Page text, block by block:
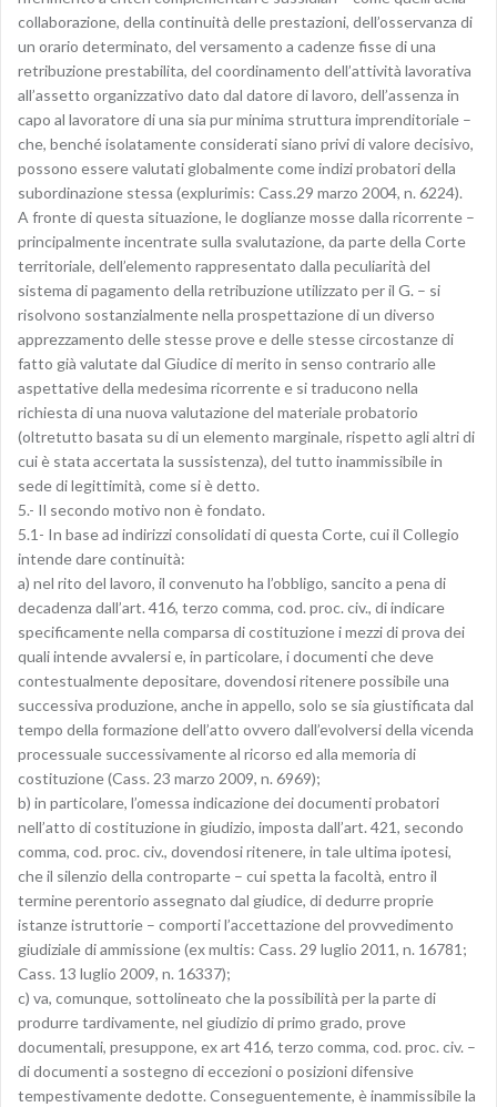
collaborazione, della continuità delle prestazioni, dell’osservanza di
un orario determinato, del versamento a cadenze fisse di una
retribuzione prestabilita, del coordinamento dell’attività lavorativa
all’assetto organizzativo dato dal datore di lavoro, dell’assenza in
capo al lavoratore di una sia pur minima struttura imprenditoriale –
che, benché isolatamente considerati siano privi di valore decisivo,
possono essere valutati globalmente come indizi probatori della
subordinazione stessa (explurimis: Cass.29 marzo 2004, n. 6224).
A fronte di questa situazione, le doglianze mosse dalla ricorrente –
principalmente incentrate sulla svalutazione, da parte della Corte
territoriale, dell’elemento rappresentato dalla peculiarità del
sistema di pagamento della retribuzione utilizzato per il G. – si
risolvono sostanzialmente nella prospettazione di un diverso
apprezzamento delle stesse prove e delle stesse circostanze di
fatto già valutate dal Giudice di merito in senso contrario alle
aspettative della medesima ricorrente e si traducono nella
richiesta di una nuova valutazione del materiale probatorio
(oltretutto basata su di un elemento marginale, rispetto agli altri di
cui è stata accertata la sussistenza), del tutto inammissibile in
sede di legittimità, come si è detto.
5.- Il secondo motivo non è fondato.
5.1- In base ad indirizzi consolidati di questa Corte, cui il Collegio
intende dare continuità:
a) nel rito del lavoro, il convenuto ha l’obbligo, sancito a pena di
decadenza dall’art. 416, terzo comma, cod. proc. civ., di indicare
specificamente nella comparsa di costituzione i mezzi di prova dei
quali intende avvalersi e, in particolare, i documenti che deve
contestualmente depositare, dovendosi ritenere possibile una
successiva produzione, anche in appello, solo se sia giustificata dal
tempo della formazione dell’atto ovvero dall’evolversi della vicenda
processuale successivamente al ricorso ed alla memoria di
costituzione (Cass. 23 marzo 2009, n. 6969);
b) in particolare, l’omessa indicazione dei documenti probatori
nell’atto di costituzione in giudizio, imposta dall’art. 421, secondo
comma, cod. proc. civ., dovendosi ritenere, in tale ultima ipotesi,
che il silenzio della controparte – cui spetta la facoltà, entro il
termine perentorio assegnato dal giudice, di dedurre proprie
istanze istruttorie – comporti l’accettazione del provvedimento
giudiziale di ammissione (ex multis: Cass. 29 luglio 2011, n. 16781;
Cass. 13 luglio 2009, n. 16337);
c) va, comunque, sottolineato che la possibilità per la parte di
produrre tardivamente, nel giudizio di primo grado, prove
documentali, presuppone, ex art 416, terzo comma, cod. proc. civ. –
di documenti a sostegno di eccezioni o posizioni difensive
tempestivamente dedotte. Conseguentemente, è inammissibile la